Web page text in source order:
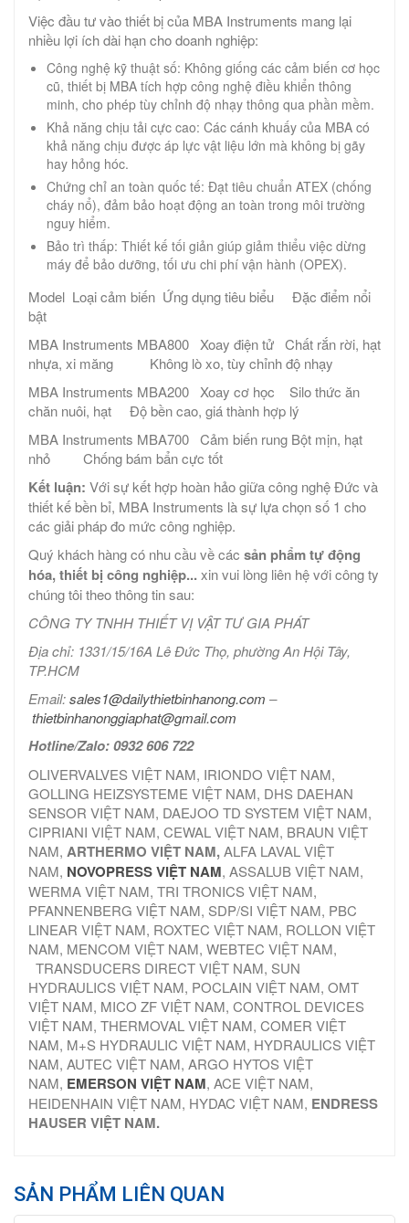
Việc đầu tư vào thiết bị của MBA Instruments mang lại
nhiều lợi ích dài hạn cho doanh nghiệp:
Công nghệ kỹ thuật số: Không giống các cảm biến cơ học
cũ, thiết bị MBA tích hợp công nghệ điều khiển thông
minh, cho phép tùy chỉnh độ nhạy thông qua phần mềm.
Khả năng chịu tải cực cao: Các cánh khuấy của MBA có
khả năng chịu được áp lực vật liệu lớn mà không bị gãy
hay hỏng hóc.
Chứng chỉ an toàn quốc tế: Đạt tiêu chuẩn ATEX (chống
cháy nổ), đảm bảo hoạt động an toàn trong môi trường
nguy hiểm.
Bảo trì thấp: Thiết kế tối giản giúp giảm thiểu việc dừng
máy để bảo dưỡng, tối ưu chi phí vận hành (OPEX).
Model Loại cảm biến Ứng dụng tiêu biểu Đặc điểm nổi
bật
MBA Instruments MBA800 Xoay điện tử Chất rắn rời, hạt
nhựa, xi măng Không lò xo, tùy chỉnh độ nhạy
MBA Instruments MBA200 Xoay cơ học Silo thức ăn
chăn nuôi, hạt Độ bền cao, giá thành hợp lý
MBA Instruments MBA700 Cảm biến rung Bột mịn, hạt
nhỏ Chống bám bẩn cực tốt
Kết luận: Với sự kết hợp hoàn hảo giữa công nghệ Đức và
thiết kế bền bỉ, MBA Instruments là sự lựa chọn số 1 cho
các giải pháp đo mức công nghiệp.
Quý khách hàng có nhu cầu về các sản phẩm tự động
hóa, thiết bị công nghiệp...xin vui lòng liên hệ với công ty
chúng tôi theo thông tin sau:
CÔNG TY TNHH THIẾT VỊ VẬT TƯ GIA PHÁT
Địa chỉ: 1331/15/16A Lê Đức Thọ, phường An Hội Tây,
TP.HCM
Email:sales1@dailythietbinhanong.com –
thietbinhanonggiaphat@gmail.com
Hotline/Zalo: 0932 606 722
OLIVERVALVES VIỆT NAM, IRIONDO VIỆT NAM,
GOLLING HEIZSYSTEME VIỆT NAM, DHS DAEHAN
SENSOR VIỆT NAM, DAEJOO TD SYSTEM VIỆT NAM,
CIPRIANI VIỆT NAM, CEWAL VIỆT NAM, BRAUN VIỆT
NAM, ARTHERMO VIỆT NAM,ALFA LAVAL VIỆT
NAM, NOVOPRESS VIỆT NAM, ASSALUB VIỆT NAM,
WERMA VIỆT NAM, TRI TRONICS VIỆT NAM,
PFANNENBERG VIỆT NAM, SDP/SI VIỆT NAM, PBC
LINEAR VIỆT NAM, ROXTEC VIỆT NAM, ROLLON VIỆT
NAM, MENCOM VIỆT NAM, WEBTEC VIỆT NAM,
TRANSDUCERS DIRECT VIỆT NAM, SUN
HYDRAULICS VIỆT NAM, POCLAIN VIỆT NAM, OMT
VIỆT NAM, MICO ZF VIỆT NAM, CONTROL DEVICES
VIỆT NAM, THERMOVAL VIỆT NAM, COMER VIỆT
NAM, M+S HYDRAULIC VIỆT NAM, HYDRAULICS VIỆT
NAM, AUTEC VIỆT NAM, ARGO HYTOS VIỆT
NAM, EMERSON VIỆT NAM, ACE VIỆT NAM,
HEIDENHAIN VIỆT NAM, HYDAC VIỆT NAM, ENDRESS
HAUSER VIỆT NAM.
SẢN PHẨM LIÊN QUAN